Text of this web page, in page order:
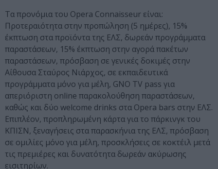
Τα προνόμια του Opera Connaisseur είναι:
Προτεραιότητα στην προπώληση (5 ημέρες), 15%
έκπτωση στα προϊόντα της ΕΛΣ, δωρεάν προγράμματα
παραστάσεων, 15% έκπτωση στην αγορά πακέτων
παραστάσεων, πρόσβαση σε γενικές δοκιμές στην
Αίθουσα Σταύρος Νιάρχος, σε εκπαιδευτικά
προγράμματα μόνο για μέλη, GNO TV pass για
απεριόριστη online παρακολούθηση παραστάσεων,
καθώς και δύο welcome drinks στα Opera bars στην ΕΛΣ.
Επιπλέον, προπληρωμένη κάρτα για το πάρκινγκ του
ΚΠΙΣΝ, ξεναγήσεις στα παρασκήνια της ΕΛΣ, πρόσβαση
σε ομιλίες μόνο για μέλη, προσκλήσεις σε κοκτέιλ μετά
τις πρεμιέρες και δυνατότητα δωρεάν ακύρωσης
εισιτηρίων.